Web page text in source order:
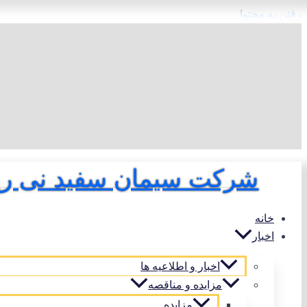
رفتن به محتوا
شرکت سیمان سفید نی
خانه
اخبار
اخبار و اطلاعیه ها
مزایده و مناقصه
مزایده